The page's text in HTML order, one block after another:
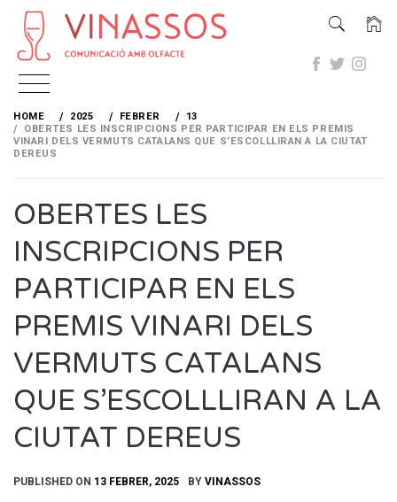
Skip
content
HOME 2025 FEBRER
13
OBERTES LES INSCRIPCIONS PER PARTICIPAR EN ELS PREMIS
VINARI DELS VERMUTS CATALANS QUE S’ESCOLLLIRAN A LA CIUTAT
DEREUS
OBERTES LES
INSCRIPCIONS PER
PARTICIPAR EN ELS
PREMIS VINARI DELS
VERMUTS CATALANS
QUE S’ESCOLLLIRAN A LA
CIUTAT DEREUS
PUBLISHED ON 13 FEBRER, 2025 BY VINASSOS